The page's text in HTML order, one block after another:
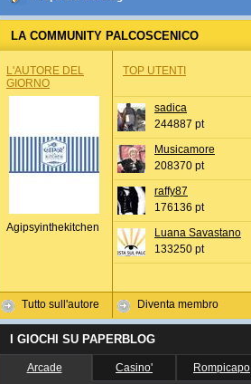
LA COMMUNITY PALCOSCENICO
L'AUTORE DEL
GIORNO
Agipsyinthekitchen
Tutto sull'autore
TOP UTENTI
sadica
244887 pt
Musicamore
208370 pt
raffy87
176136 pt
Luana Savastano
133250 pt
Diventa membro
I GIOCHI SU PAPERBLOG
Arcade Casino' Rompicapo